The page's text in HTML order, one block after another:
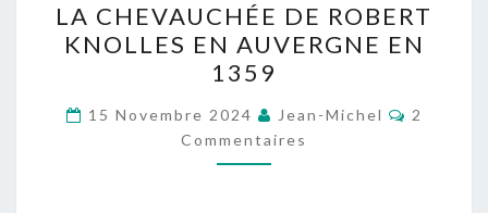
CHEVAUCHÉE
DE
ROBERT
KNOLLES
EN
AUVERGNE
LA CHEVAUCHÉE DE ROBERT
KNOLLES EN AUVERGNE EN
1359
15 Novembre 2024 Jean-Michel
2
Commentaires